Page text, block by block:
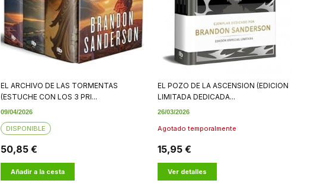
EL ARCHIVO DE LAS TORMENTAS
(ESTUCHE CON LOS 3 PRI...
09/04/2026
DISPONIBLE
50,85 €
Añadir a la cesta
EL POZO DE LA ASCENSION (EDICION
LIMITADA DEDICADA...
26/03/2026
Agotado temporalmente
15,95 €
Ver detalles